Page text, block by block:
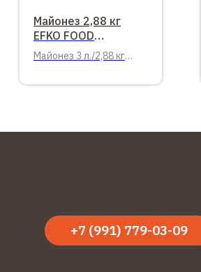
Майонез 2,88 кг
EFKO FOOD
professional 50%
Майонез 3 л./2,88 кг
50%
+7 (991) 779-03-09